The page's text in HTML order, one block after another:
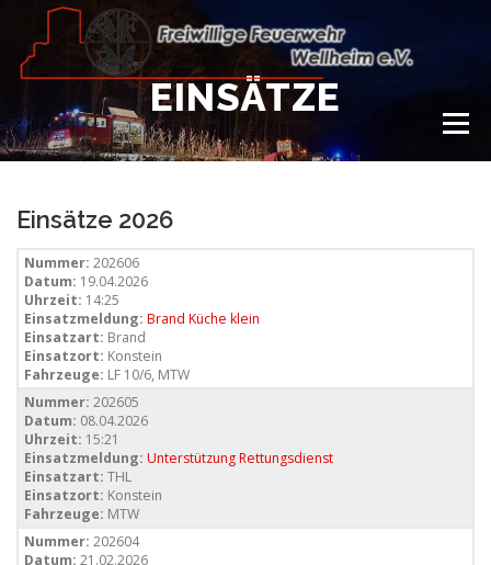
springen
Menü
WIR IN BILDERN
COOKIE-RICHTLINIE (EU)
EINSÄTZE
Einsätze 2026
Nummer: 202606
Datum: 19.04.2026
Uhrzeit: 14:25
Einsatzmeldung: Brand Küche klein
Einsatzart: Brand
Einsatzort: Konstein
Fahrzeuge: LF 10/6, MTW
Nummer: 202605
Datum: 08.04.2026
Uhrzeit: 15:21
Einsatzmeldung: Unterstützung Rettungsdienst
Einsatzart: THL
Einsatzort: Konstein
Fahrzeuge: MTW
Nummer: 202604
Datum: 21.02.2026